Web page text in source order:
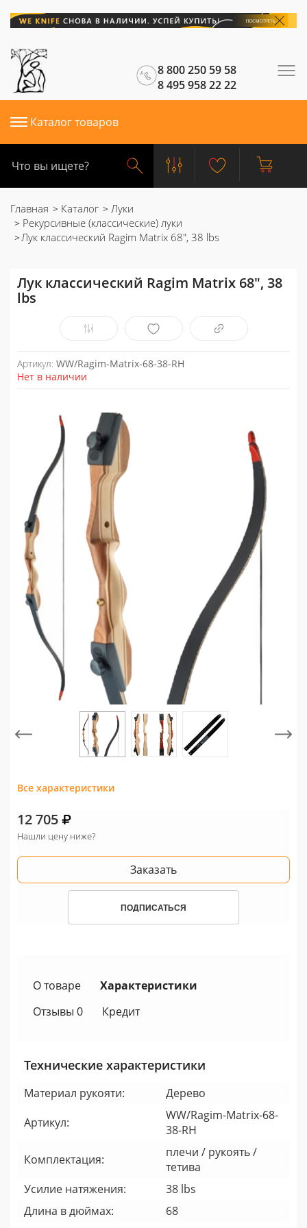
8 800 250 59 58
8 495 958 22 22
Каталог товаров
Главная Каталог
Луки
Рекурсивные (классические) луки
Лук классический Ragim Matrix 68", 38 lbs
Лук классический Ragim Matrix 68", 38
lbs
Артикул: WW/Ragim-Matrix-68-38-RH
Нет в наличии
Все характеристики
12 705
Нашли цену ниже?
Заказать
ПОДПИСАТЬСЯ
О товаре
Характеристики
Отзывы 0
Кредит
Технические характеристики
Материал рукояти:
Дерево
Артикул:
WW/Ragim-Matrix-68-
38-RH
Комплектация:
плечи / рукоять /
тетива
Усилие натяжения:
38 lbs
Длина в дюймах:
68